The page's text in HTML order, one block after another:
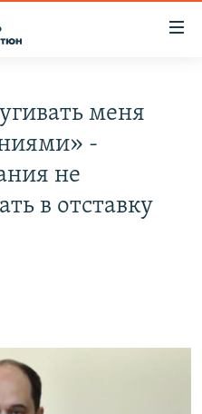
меня
-
не
в отставку